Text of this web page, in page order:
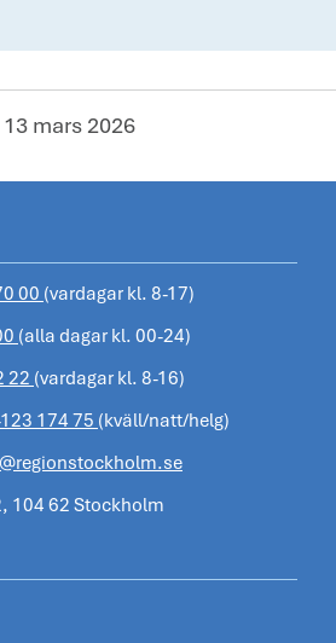
13 mars 2026
00 (vardagar kl. 8-17)
(alla dagar kl. 00-24)
22 (vardagar kl. 8-16)
174 75 (kväll/natt/helg)
104 62 Stockholm